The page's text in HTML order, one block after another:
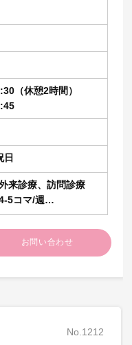
（休憩2時間）
日
診療、訪問診療
5コマ/週
宅9割、施設1割
診療。
診療。
度/コマ
お問い合わせ
No.1212